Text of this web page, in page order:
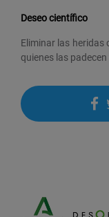
Deseo científico
Eliminar las
quienes las
facebook
twitter
instagram